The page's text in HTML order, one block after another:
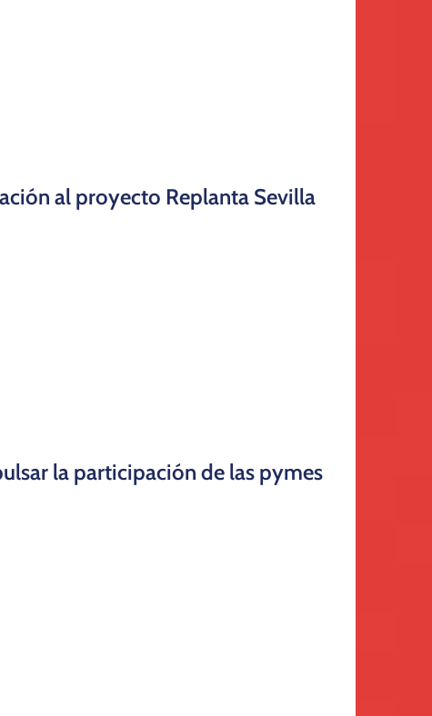
al proyecto Replanta Sevilla
la participación de las pymes